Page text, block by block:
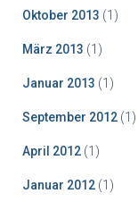
Oktober 2013 (1)
März 2013 (1)
Januar 2013 (1)
September 2012 (1)
April 2012 (1)
Januar 2012 (1)